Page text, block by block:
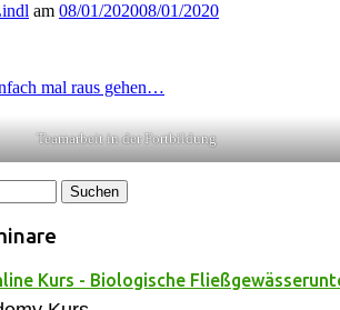
am 08/01/202008/01/2020
mal raus gehen…
Teamarbeit in der Fortbildung
Kurs - Biologische